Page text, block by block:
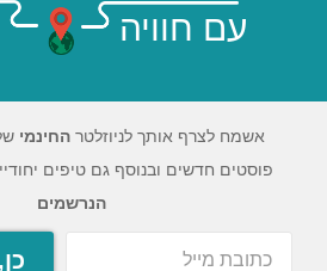
יעדים בעולם
טיפים והנחות לטיול
אודות
עם חוויה
אשמח לצרף אותך לניוזלטר החינמי
פוסטים חדשים ובנוסף גם טיפים
הנרשמים